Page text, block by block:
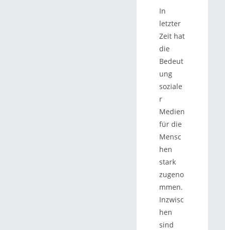
In
letzter
Zeit hat
die
Bedeut
ung
soziale
r
Medien
für die
Mensc
hen
stark
zugeno
mmen.
Inzwisc
hen
sind